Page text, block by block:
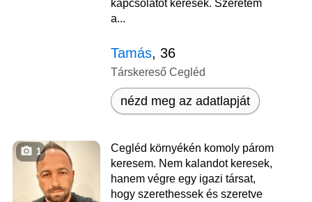
kapcsolatot keresek. Szeretem
a...
Tamás, 36
Társkereső Cegléd
nézd meg az adatlapját
1
Cegléd környékén komoly párom
keresem. Nem kalandot keresek,
hanem végre egy igazi társat,
hogy szerethessek és szeretve